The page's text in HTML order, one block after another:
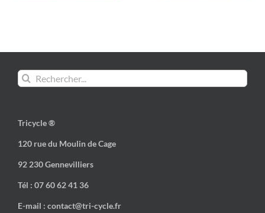
Rechercher:
Tricycle ®
120 rue du Moulin de Cage
92 230 Gennevilliers
Tél : 07 60 62 41 36
E-mail : contact@tri-cycle.fr